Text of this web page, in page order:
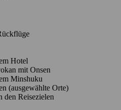
Hotel
mit Onsen
Minshuku
(ausgewählte Orte)
den Reisezielen